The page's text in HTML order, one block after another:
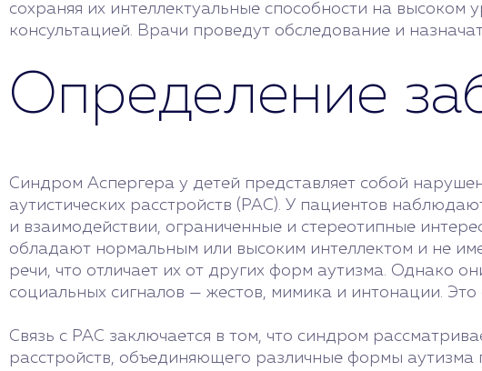
сохраняя их интеллектуальные способности на
консультацией. Врачи проведут обследование и
Определение
Синдром Аспергера у детей представляет собой
аутистических расстройств (РАС). У пациентов
и взаимодействии, ограниченные и стереотипные
обладают нормальным или высоким интеллектом и не
речи, что отличает их от других форм аутизма. Однако
социальных сигналов — жестов, мимика и интонации.
Связь с РАС заключается в том, что синдром
расстройств, объединяющего различные формы аутизма